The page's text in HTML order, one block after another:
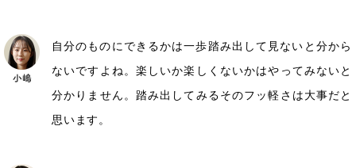
自分のものにできるかは一歩踏み出して見ないと分から
ないですよね。楽しいか楽しくないかはやってみないと
分かりません。踏み出してみるそのフッ軽さは大事だと
思います。